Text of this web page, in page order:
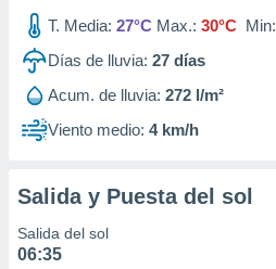
de
1199
T. Media: 27°C Max.: 30°C Min:
Días de lluvia: 27 días
Acum. de lluvia: 272 l/m²
Viento medio: 4 km/h
Salida y Puesta del sol
Salida del sol
06:35